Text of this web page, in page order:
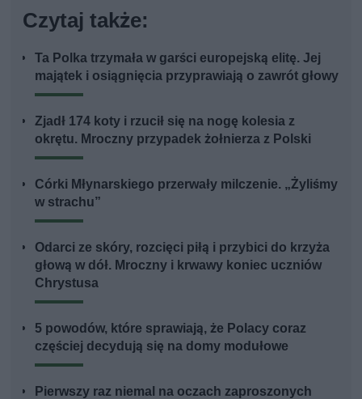
Czytaj także:
Ta Polka trzymała w garści europejską elitę. Jej
majątek i osiągnięcia przyprawiają o zawrót głowy
Zjadł 174 koty i rzucił się na nogę kolesia z
okrętu. Mroczny przypadek żołnierza z Polski
Córki Młynarskiego przerwały milczenie. „Żyliśmy
w strachu”
Odarci ze skóry, rozcięci piłą i przybici do krzyża
głową w dół. Mroczny i krwawy koniec uczniów
Chrystusa
5 powodów, które sprawiają, że Polacy coraz
częściej decydują się na domy modułowe
Pierwszy raz niemal na oczach zaproszonych